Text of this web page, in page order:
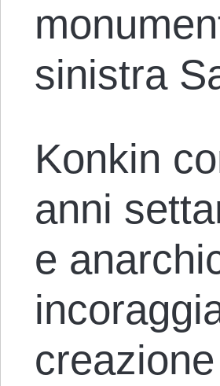
sinistra
Konkin
anni
e